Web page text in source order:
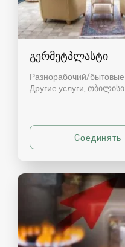
გერმეტპლასტი
Разнорабочий/бытовые
Другие услуги თბილისი